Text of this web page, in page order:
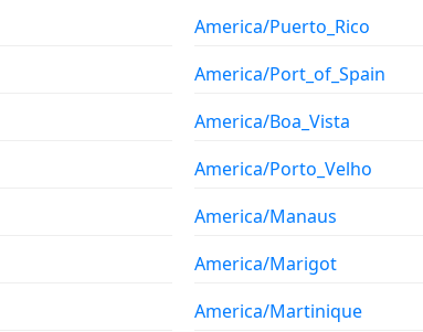
America/Puerto_Rico
America/Port_of_Spain
America/Boa_Vista
America/Porto_Velho
America/Manaus
America/Marigot
America/Martinique